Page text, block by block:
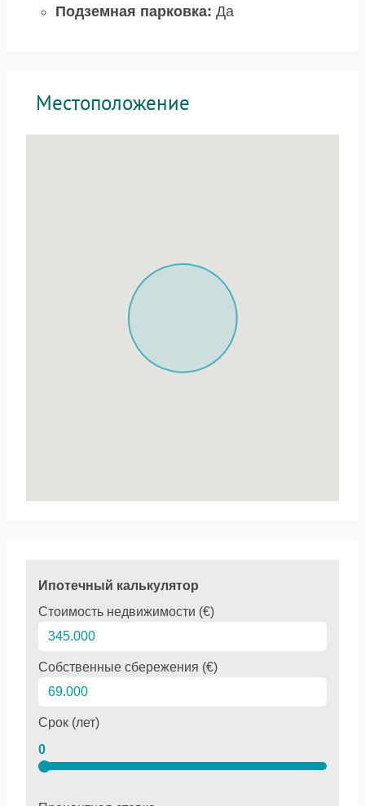
Подземная парковка: Да
Местоположение
Ипотечный калькулятор
Стоимость недвижимости (€)
Собственные сбережения (€)
Срок (лет)
0